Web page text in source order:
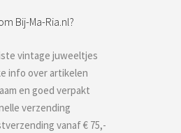
Bij-Ma-Ria.nl?
vintage juweeltjes
info over artikelen
en goed verpakt
verzending
vanaf € 75,-